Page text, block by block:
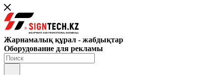
Жарнамалық құрал - жабдықтар
Оборудование для рекламы